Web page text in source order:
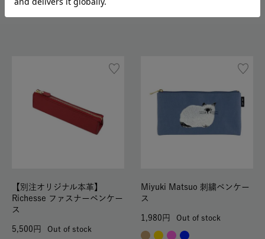
【別注オリジナル本革】
Richesse ファスナーペンケー
ス
5,500 Out of stock
Miyuki Matsuo 刺繍ペンケー
ス
1,980 Out of stock